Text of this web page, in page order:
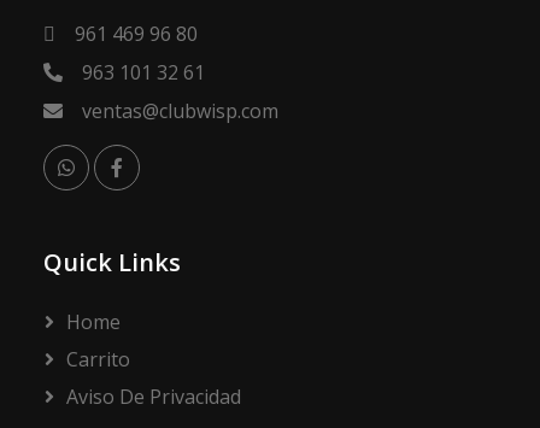
961 469 96 80
963 101 32 61
ventas@clubwisp.com
Quick Links
Home
Carrito
Aviso De Privacidad